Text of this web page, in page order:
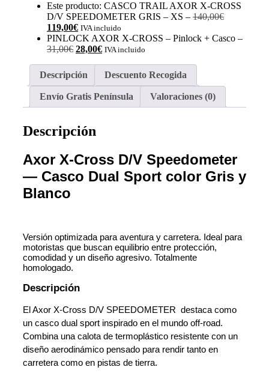
Este producto: CASCO TRAIL AXOR X-CROSS
D/V SPEEDOMETER GRIS – XS – 140,00€El
original
119,00€El
precio
actual
119,00€.
IVA incluido
PINLOCK AXOR X-CROSS – Pinlock + Casco –
31,00€ El
original
era:
31,00€.
28,00€El
actual
es:
28,00€.
IVA incluido
Descripción Descuento Recogida
Envío Gratis Península Valoraciones (0)
Descripción
Axor X-Cross D/V Speedometer
— Casco Dual Sport color Gris y
Blanco
Versión optimizada para aventura y carretera. Ideal para
motoristas que buscan equilibrio entre protección,
comodidad y un diseño agresivo. Totalmente
homologado.
Descripción
El Axor X-Cross D/V SPEEDOMETER destaca como
un casco dual sport inspirado en el mundo off-road.
Combina una calota de termoplástico resistente con un
diseño aerodinámico pensado para rendir tanto en
carretera como en pistas de tierra.